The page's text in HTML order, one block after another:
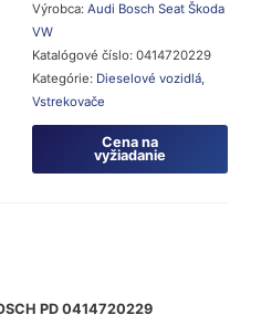
Výrobca:Audi BoschSeatŠkoda
VW
Katalógové číslo:0414720229
Kategórie: Dieselové vozidlá,
Vstrekovače
Cena na
vyžiadanie
PD 0414720229